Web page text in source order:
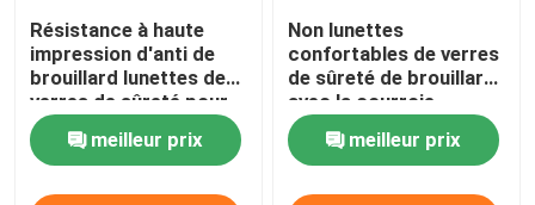
Résistance à haute
impression d'anti de
brouillard lunettes de
verres de sûreté pour
le laboratoire de chimie
meilleur prix
Non lunettes
confortables de verres
de sûreté de brouillard
avec la courroie
élastique noire
meilleur prix